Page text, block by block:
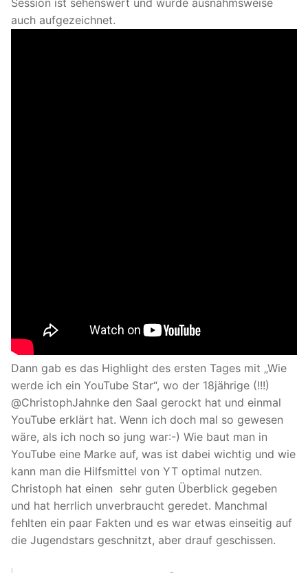
Session ist sehenswert und wurde ausnahmsweise
auch aufgezeichnet.
Dann gab es das Highlight des ersten Tages mit „Wie
werde ich ein YouTube Star“, wo der 18jährige (!!!)
@ChristophJahnke den Saal gerockt hat und einmal
YouTube erklärt hat. Wenn ich doch mal so gewesen
wäre, als ich noch so jung war:-) Wie baut man in
YouTube eine Marke auf, was ist dabei wichtig und wie
kann man die Hilfsmittel von YT optimal nutzen.
Christoph hat einen sehr guten Überblick gegeben
und hat herrlich unverbraucht geredet. Manchmal
fehlten ein paar Fakten und es war etwas einseitig auf
die Jugendstars geschnitzt, aber drauf geschissen.